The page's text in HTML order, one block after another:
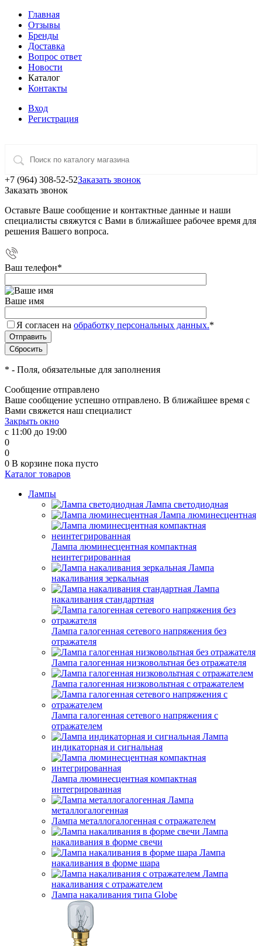
Главная
Отзывы
Бренды
Доставка
Вопрос ответ
Новости
Каталог
Контакты
Вход
Регистрация
+7 (964) 308-52-52Заказать звонок
Заказать звонок
Оставьте Ваше сообщение и контактные данные и наши
специалисты свяжутся с Вами в ближайшее рабочее время для
решения Вашего вопроса.
Ваш телефон*
Ваше имя
Я согласен на обработку персональных данных.*
* - Поля, обязательные для заполнения
Сообщение отправлено
Ваше сообщение успешно отправлено. В ближайшее время с
Вами свяжется наш специалист
Закрыть окно
с 11:00 до 19:00
0
0
0 В корзине пока пусто
Каталог товаров
Лампы
Лампа светодиодная
Лампа люминесцентная
Лампа люминесцентная компактная
неинтегрированная
Лампа
накаливания зеркальная
Лампа
накаливания стандартная
Лампа галогенная сетевого напряжения без
отражателя
Лампа галогенная низковольтная без отражателя
Лампа галогенная низковольтная с отражателем
Лампа галогенная сетевого напряжения с
отражателем
Лампа
индикаторная и сигнальная
Лампа люминесцентная компактная
интегрированная
Лампа
металлогалогенная
Лампа металлогалогенная с отражателем
Лампа
накаливания в форме свечи
Лампа
накаливания в форме шара
Лампа
накаливания с отражателем
Лампа накаливания типа Globe